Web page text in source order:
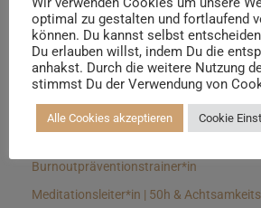
Yin Yogalehrer*in | 100 h &
Hormon Yogalehrer*in /
Stressmanagementtrainer*in | 70h
Longevitytrainer*in
Burnoutpräventionstrainer*in
Meditationsleiter*in | 50h &
optimal zu gestalten und fortlaufend
können. Du kannst selbst
Du erlauben willst, indem Du die
anhakst. Durch die weitere Nutzung
stimmst Du der Verwendung von
Alle Cookies akzeptieren Cookie